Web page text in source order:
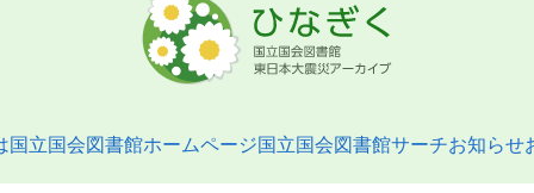
国立国会図書館ホームページ国立国会図書館サーチお知らせ